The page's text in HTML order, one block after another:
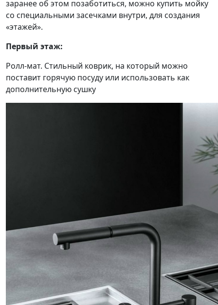
заранее об этом позаботиться, можно купить мойку
со специальными засечками внутри, для создания
«этажей».
Первый этаж:
Ролл-мат. Стильный коврик, на который можно
поставит горячую посуду или использовать как
дополнительную сушку